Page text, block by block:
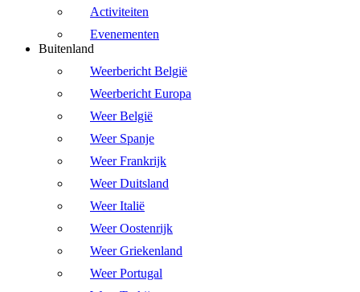
Activiteiten
Evenementen
Buitenland
Weerbericht België
Weerbericht Europa
Weer België
Weer Spanje
Weer Frankrijk
Weer Duitsland
Weer Italië
Weer Oostenrijk
Weer Griekenland
Weer Portugal